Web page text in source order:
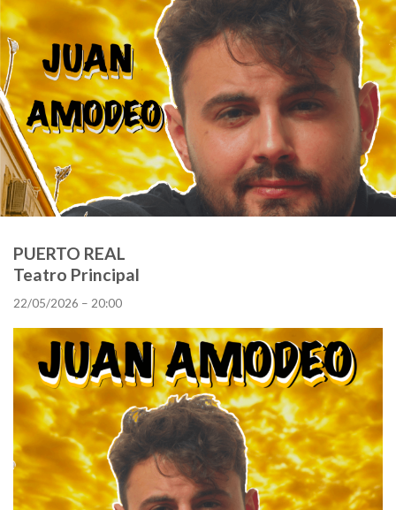
PUERTO REAL
Teatro Principal
22/05/2026 – 20:00